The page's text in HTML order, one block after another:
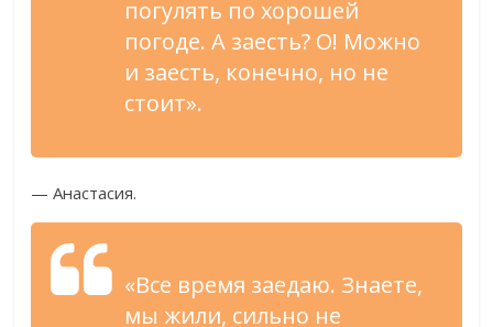
погулять по хорошей
погоде. А заесть? О! Можно
и заесть, конечно, но не
стоит».
— Анастасия.
«Все время заедаю. Знаете,
мы жили, сильно не